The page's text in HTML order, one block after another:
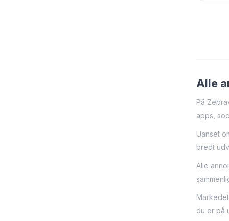
Alle
På
apps,
Uanset
bredt
Alle
du er på